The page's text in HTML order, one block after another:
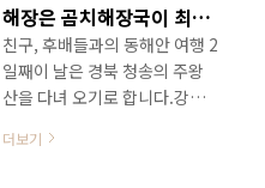
해장은 곰치해장국이 최고지요 / 묵호항 풍어회식당
친구, 후배들과의 동해안 여행 2
일째이 날은 경북 청송의 주왕
산을 다녀 오기로 합니다.강릉
아침 일찍 출발합니다. 친구 집
더보기